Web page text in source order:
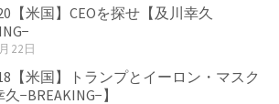
【米国】CEOを探せ【及川幸久
22日
【米国】トランプとイーロン・マスク
久−BREAKING−】